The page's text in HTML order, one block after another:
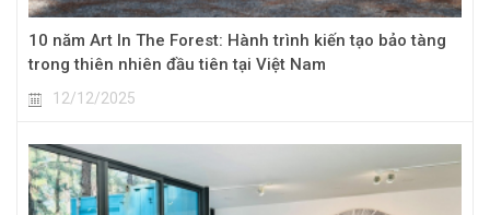
10 năm Art In The Forest: Hành trình kiến tạo bảo tàng
trong thiên nhiên đầu tiên tại Việt Nam
12/12/2025